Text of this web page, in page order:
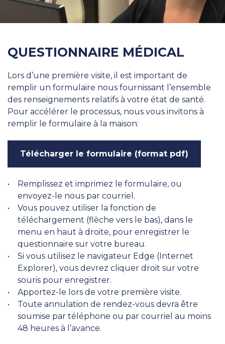
QUESTIONNAIRE MÉDICAL
Lors d’une première visite, il est important de
remplir un formulaire nous fournissant l’ensemble
des renseignements relatifs à votre état de santé.
Pour accélérer le processus, nous vous invitons à
remplir le formulaire à la maison:
Télécharger le formulaire (format pdf)
Remplissez et imprimez le formulaire, ou
envoyez-le nous par courriel.
Vous pouvez utiliser la fonction de
téléchargement (flèche vers le bas), dans le
menu en haut à droite, pour enregistrer le
questionnaire sur votre bureau.
Si vous utilisez le navigateur Edge (Internet
Explorer), vous devrez cliquer droit sur votre
souris pour enregistrer.
Apportez-le lors de votre première visite.
Toute annulation de rendez-vous devra être
soumise par téléphone ou par courriel au moins
48 heures à l’avance.